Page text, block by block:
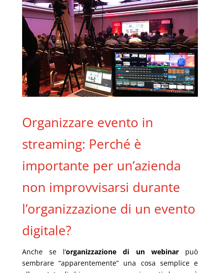
Organizzare evento in
streaming: Perché è
importante per un’azienda
non improvvisarsi durante
l’organizzazione di un evento
digitale?
Anche se l’organizzazione di un webinarpuò
sembrare “apparentemente” una cosa semplice e